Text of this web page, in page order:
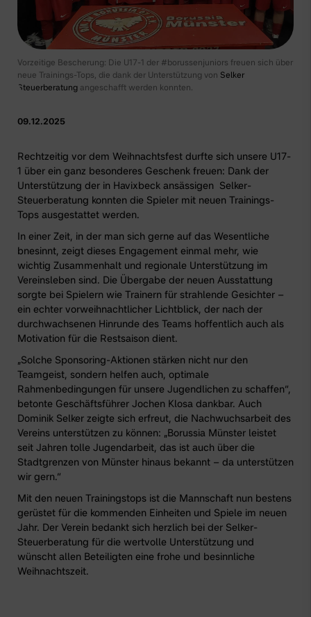
Vorzeitige Bescherung: Die U17-1 der #borussenjuniors freuen sich über
neue Trainings-Tops, die dank der Unterstützung von Selker
Steuerberatung angeschafft werden konnten.
09.12.2025
Rechtzeitig vor dem Weihnachtsfest durfte sich unsere U17-
1 über ein ganz besonderes Geschenk freuen: Dank der
Unterstützung der in Havixbeck ansässigen Selker-
Steuerberatung konnten die Spieler mit neuen Trainings-
Tops ausgestattet werden.
In einer Zeit, in der man sich gerne auf das Wesentliche
bnesinnt, zeigt dieses Engagement einmal mehr, wie
wichtig Zusammenhalt und regionale Unterstützung im
Vereinsleben sind. Die Übergabe der neuen Ausstattung
sorgte bei Spielern wie Trainern für strahlende Gesichter –
ein echter vorweihnachtlicher Lichtblick, der nach der
durchwachsenen Hinrunde des Teams hoffentlich auch als
Motivation für die Restsaison dient.
„Solche Sponsoring-Aktionen stärken nicht nur den
Teamgeist, sondern helfen auch, optimale
Rahmenbedingungen für unsere Jugendlichen zu schaffen“,
betonte Geschäftsführer Jochen Klosa dankbar. Auch
Dominik Selker zeigte sich erfreut, die Nachwuchsarbeit des
Vereins unterstützen zu können: „Borussia Münster leistet
seit Jahren tolle Jugendarbeit, das ist auch über die
Stadtgrenzen von Münster hinaus bekannt – da unterstützen
wir gern.“
Mit den neuen Trainingstops ist die Mannschaft nun bestens
gerüstet für die kommenden Einheiten und Spiele im neuen
Jahr. Der Verein bedankt sich herzlich bei der Selker-
Steuerberatung für die wertvolle Unterstützung und
wünscht allen Beteiligten eine frohe und besinnliche
Weihnachtszeit.